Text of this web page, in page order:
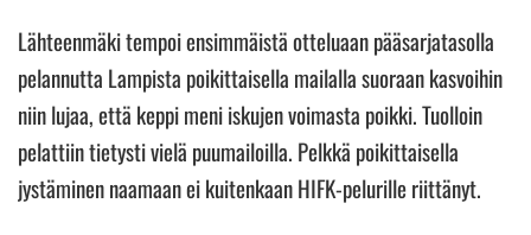
Lähteenmäki tempoi ensimmäistä otteluaan pääsarjatasolla
pelannutta Lampista poikittaisella mailalla suoraan kasvoihin
niin lujaa, että keppi meni iskujen voimasta poikki. Tuolloin
pelattiin tietysti vielä puumailoilla. Pelkkä poikittaisella
jystäminen naamaan ei kuitenkaan HIFK-pelurille riittänyt.